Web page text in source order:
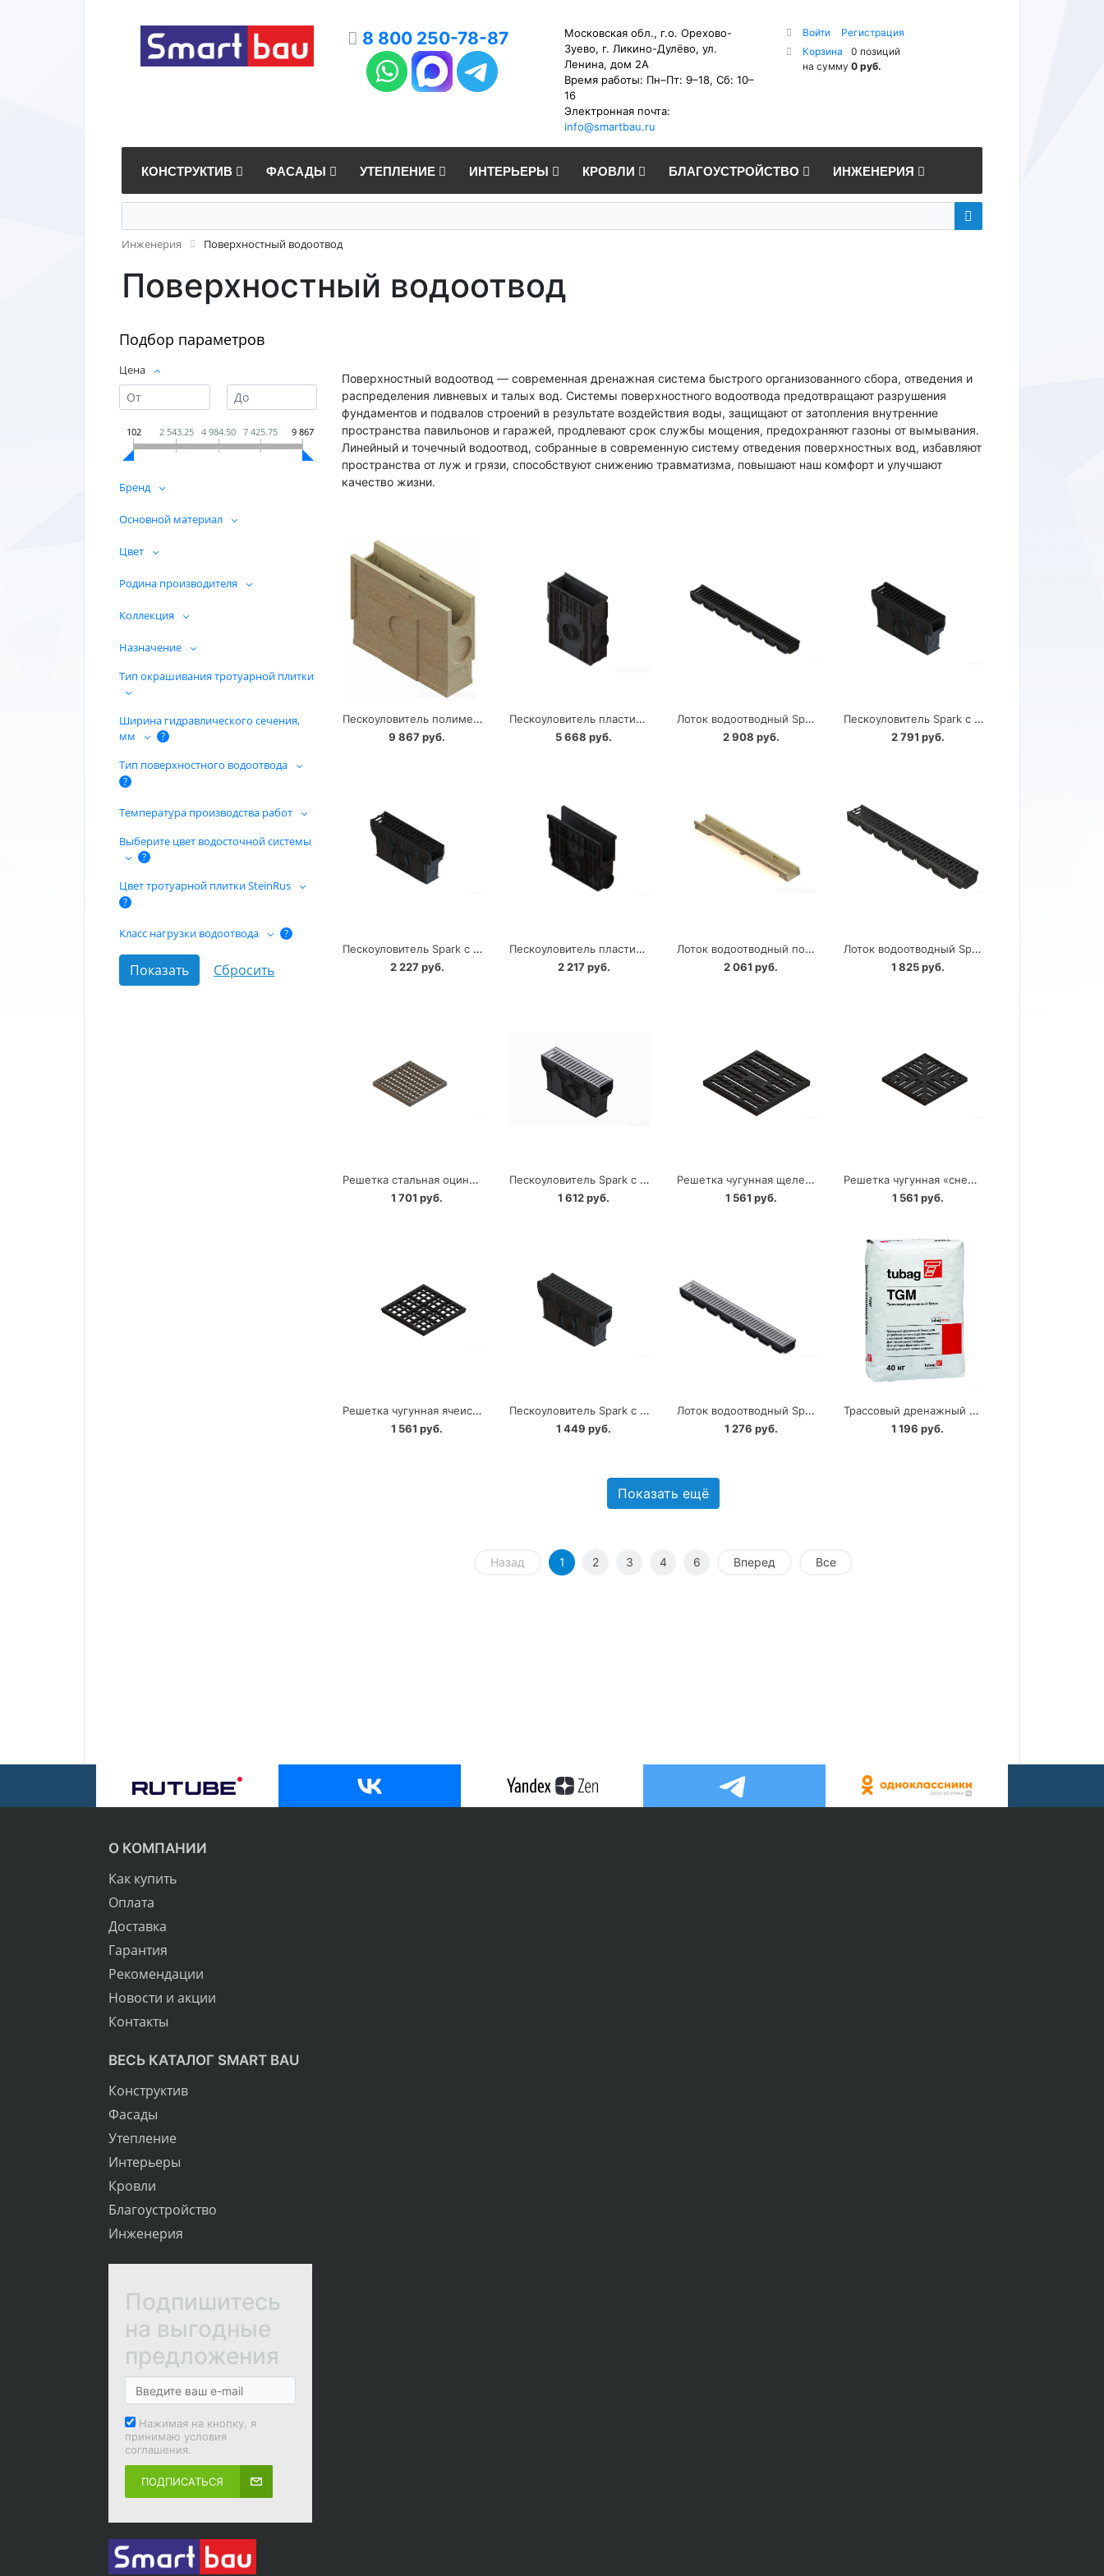
8 800 250-78-87
Московская обл., г.о. Орехово-
Зуево, г. Ликино-Дулёво, ул.
Ленина, дом 2А
Время работы: Пн–Пт: 9–18, Сб: 10–
16
Электронная почта:
info@smartbau.ru
Войти
Регистрация
Корзина
0 позиций
на сумму 0 руб.
КОНСТРУКТИВ ФАСАДЫ УТЕПЛЕНИЕ ИНТЕРЬЕРЫ КРОВЛИ БЛАГОУСТРОЙСТВО ИНЖЕНЕРИЯ
Инженерия Поверхностный водоотвод
Поверхностный водоотвод
Подбор параметров
Цена
102 2 543.25 4 984.50 7 425.75 9 867
Бренд
Основной материал
Цвет
Родина производителя
Коллекция
Назначение
Тип окрашивания тротуарной плитки
Ширина гидравлического сечения,
мм
?
Тип поверхностного водоотвода
?
Температура производства работ
Выберите цвет водосточной системы
?
Цвет тротуарной плитки SteinRus
?
Класс нагрузки водоотвода ?
Поверхностный водоотвод — современная дренажная система быстрого организованного сбора, отведения и
распределения ливневых и талых вод. Системы поверхностного водоотвода предотвращают разрушения
фундаментов и подвалов строений в результате воздействия воды, защищают от затопления внутренние
пространства павильонов и гаражей, продлевают срок службы мощения, предохраняют газоны от вымывания.
Линейный и точечный водоотвод, собранные в современную систему отведения поверхностных вод, избавляют
пространства от луж и грязи, способствуют снижению травматизма, повышают наш комфорт и улучшают
качество жизни.
Пескоуловитель полимербетонный CompoMax Basic Standartpark DN100
9 867 руб.
Пескоуловитель пластиковый PolyMax Basic Standartpark DN150
5 668 руб.
Лоток водоотводный Spark с чугунной решеткой Standartpark класс C250
2 908 руб.
Пескоуловитель Spark с чугунной решеткой Standartpark класс C250
2 791 руб.
Пескоуловитель Spark с чугунной решеткой Standartpark класс A15
2 227 руб.
Пескоуловитель пластиковый PolyMax Basic Standartpark DN100
2 217 руб.
Лоток водоотводный полимербетонный Standartpark CompoMax Basic DN100
2 061 руб.
Лоток водоотводный Spark с чугунной решеткой Standartpark класс A15
1 825 руб.
Решетка стальная оцинкованная ячеистая PolyMax Basic РВ-28.28 к дождеприемнику Standartpark
1 701 руб.
Пескоуловитель Spark с оцинкованной решеткой Standartpark
1 612 руб.
Решетка чугунная щелевая PolyMax Basic РВ-28.28 к дождеприемнику Standartpark
1 561 руб.
Решетка чугунная «снежинка» PolyMax Basic РВ-28.28-ВЧ-С1-ДП к дождеприемнику Standartpark
1 561 руб.
Решетка чугунная ячеистая PolyMax Basic РВ-28.28 к дождеприемнику Standartpark
1 561 руб.
Пескоуловитель Spark с пластиковой решеткой Standartpark
1 449 руб.
Лоток водоотводный Spark с оцинкованной решеткой Standartpark DN100
1 276 руб.
Трассовый дренажный бетон tubag TGM 2/8
1 196 руб.
Показать ещё
Назад 1 2 3 4 6 Вперед Все
О КОМПАНИИ
Как купить
Оплата
Доставка
Гарантия
Рекомендации
Новости и акции
Контакты
ВЕСЬ КАТАЛОГ SMART BAU
Конструктив
Фасады
Утепление
Интерьеры
Кровли
Благоустройство
Инженерия
Подпишитесь
на выгодные
предложения
Нажимая на кнопку, я
принимаю условия
соглашения.
ПОДПИСАТЬСЯ